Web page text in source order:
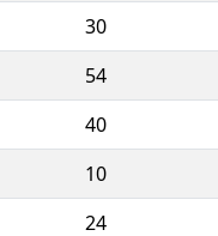
30
54
40
10
24